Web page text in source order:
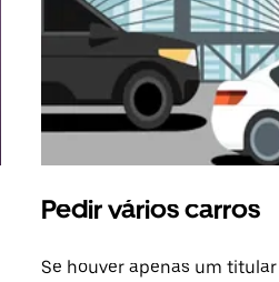
Pedir vários carros
Se houver apenas um